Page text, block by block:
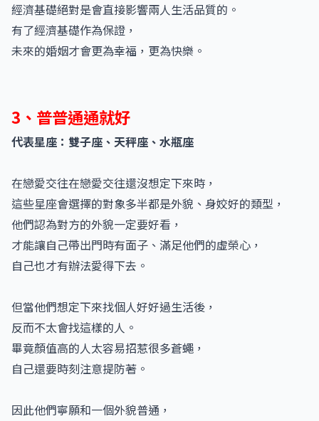
經濟基礎絕對是會直接影響兩人生活品質的。
有了經濟基礎作為保證，
未來的婚姻才會更為幸福，更為快樂。
3、普普通通就好
代表星座：雙子座、天秤座、水瓶座
在戀愛交往在戀愛交往還沒想定下來時，
這些星座會選擇的對象多半都是外貌、身姣好的類型，
他們認為對方的外貌一定要好看，
才能讓自己帶出門時有面子、滿足他們的虛榮心，
自己也才有辦法愛得下去。
但當他們想定下來找個人好好過生活後，
反而不太會找這樣的人。
畢竟顏值高的人太容易招惹很多蒼蠅，
自己還要時刻注意提防著。
因此他們寧願和一個外貌普通，